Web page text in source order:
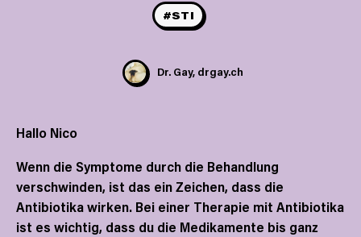
#STI
Dr. Gay, drgay.ch
Hallo Nico
Wenn die Symptome durch die Behandlung
verschwinden, ist das ein Zeichen, dass die
Antibiotika wirken. Bei einer Therapie mit Antibiotika
ist es wichtig, dass du die Medikamente bis ganz